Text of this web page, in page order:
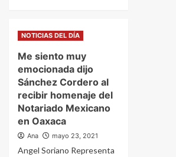
NOTICIAS DEL DÍA
Me siento muy
emocionada dijo
Sánchez Cordero al
recibir homenaje del
Notariado Mexicano
en Oaxaca
Ana mayo 23, 2021
Angel Soriano Representa